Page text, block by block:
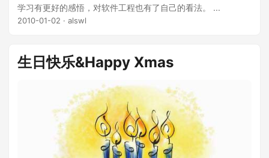
学习有更好的感悟，对软件工程也有了自己的看法。 ...
2010-01-02 · alswl
生日快乐&Happy Xmas